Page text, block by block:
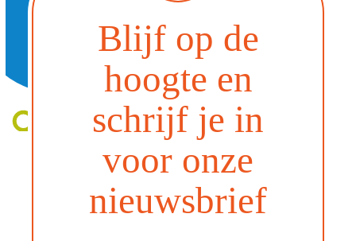
Blijf op de
hoogte en
schrijf je in
voor onze
nieuwsbrief